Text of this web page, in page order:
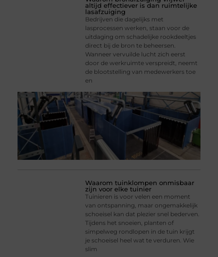
altijd effectiever is dan ruimtelijke
lasafzuiging
Bedrijven die dagelijks met
lasprocessen werken, staan voor de
uitdaging om schadelijke rookdeeltjes
direct bij de bron te beheersen.
Wanneer vervuilde lucht zich eerst
door de werkruimte verspreidt, neemt
de blootstelling van medewerkers toe
en
Waarom tuinklompen onmisbaar
zijn voor elke tuinier
Tuinieren is voor velen een moment
van ontspanning, maar ongemakkelijk
schoeisel kan dat plezier snel bederven.
Tijdens het snoeien, planten of
simpelweg rondlopen in de tuin krijgt
je schoeisel heel wat te verduren. Wie
slim